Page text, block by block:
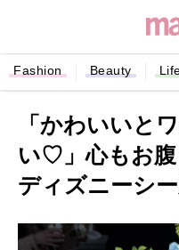
Fashion Beauty
「かわいいと
い♡」心もお
ディズニーシ